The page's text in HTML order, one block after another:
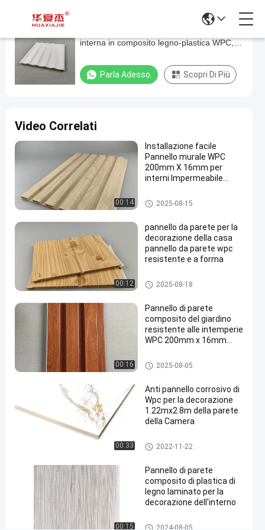
murale
grigio
per
in
composito
legno-
plastica
WPC,
Pannello
di parete
di WPC
2025-
08-15
Parla
Condividi
#
Pannello
di parete
composito
di plastica
di legno
della parete
della parete
di WPC
interna in composito legno-plastica WPC,
Parla Adesso. Scopri Di Più
Video Correlati
00:14
Installazione facile
Pannello murale WPC
200mm X 16mm per
interni Impermeabile
Pannello di parete di WPC
2025-08-15
00:12
pannello da parete per la
decorazione della casa
pannello da parete wpc
resistente e a forma
Pannello di parete di WPC
2025-08-18
00:16
Pannello di parete
composito del giardino
resistente alle intemperie
WPC 200mm x 16mm
Pannello di parete di WPC
2025-08-05
00:33
Anti pannello corrosivo di
Wpc per la decorazione
1.22mx2.8m della parete
della Camera
Bordo della schiuma di WPC
2022-11-22
00:15
Pannello di parete
composito di plastica di
legno laminato per la
decorazione dell'interno
Pannello di parete di WPC
2024-08-05